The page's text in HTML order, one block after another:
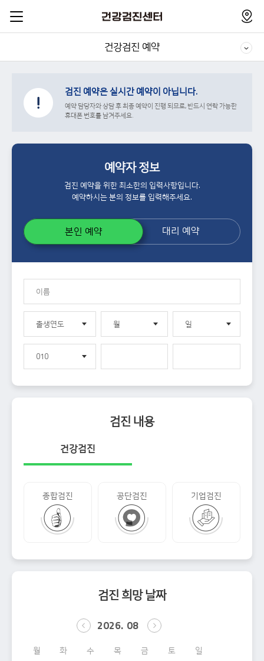
건강검진 예약
검진 예약은 실시간 예약이 아닙니다.
예약 담당자와 상담 후 최종 예약이 진행 되므로, 반드시 연락 가능한
휴대폰 번호를 남겨주세요.
예약자 정보
검진 예약을 위한 최소한의 입력사항입니다.
예약하시는 분의 정보를 입력해주세요.
본인 예약 대리 예약
검진 내용
건강검진
종합검진 공단검진 기업검진
검진 희망 날짜
2026 08
월 화 수 목 금 토
일